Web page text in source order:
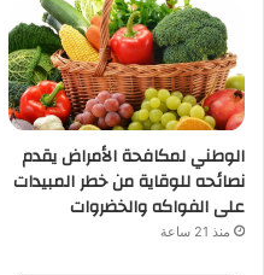
الوطني لمكافحة الأمراض يقدم
نصائحه للوقاية من خطر المبيدات
على الفواكه والخضروات
منذ 21 ساعة